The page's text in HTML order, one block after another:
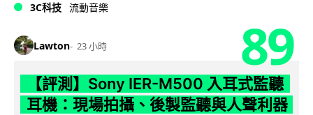
3C科技 流動音樂
Lawton 23 小時 89
【評測】Sony IER-M500 入耳式監聽
耳機：現場拍攝、後製監聽與人聲利器